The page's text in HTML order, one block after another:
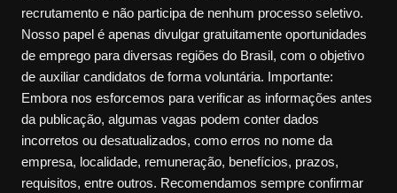
recrutamento e não participa de nenhum processo seletivo.
Nosso papel é apenas divulgar gratuitamente oportunidades
de emprego para diversas regiões do Brasil, com o objetivo
de auxiliar candidatos de forma voluntária. Importante:
Embora nos esforcemos para verificar as informações antes
da publicação, algumas vagas podem conter dados
incorretos ou desatualizados, como erros no nome da
empresa, localidade, remuneração, benefícios, prazos,
requisitos, entre outros. Recomendamos sempre confirmar